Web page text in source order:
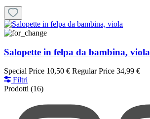
Salopette in felpa da bambina, viola
Special Price 10,50 € Regular Price 34,99 €
Filtri
Prodotti (16)